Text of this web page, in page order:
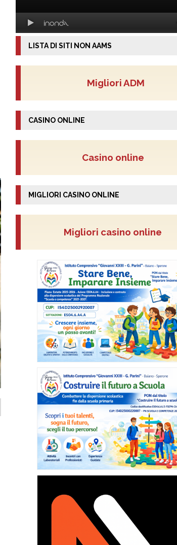
LISTA DI SITI NON AAMS
Migliori ADM
CASINO ONLINE
Casino online
MIGLIORI CASINO ONLINE
Migliori casino online